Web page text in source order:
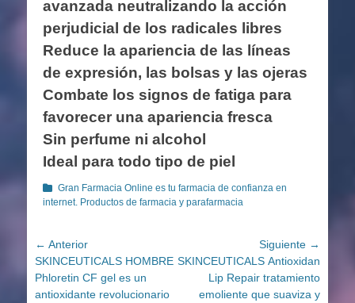
avanzada neutralizando la acción
perjudicial de los radicales libres
Reduce la apariencia de las líneas
de expresión, las bolsas y las ojeras
Combate los signos de fatiga para
favorecer una apariencia fresca
Sin perfume ni alcohol
Ideal para todo tipo de piel
Categorías
Gran Farmacia Online es tu farmacia de confianza en
internet. Productos de farmacia y parafarmacia
Navegación
de
entradas
← Anterior
Entrada
anterior:
SKINCEUTICALS HOMBRE
Phloretin CF gel es un
antioxidante revolucionario
Siguiente →
Entrada
siguiente:
SKINCEUTICALS Antioxidant
Lip Repair tratamiento
emoliente que suaviza y